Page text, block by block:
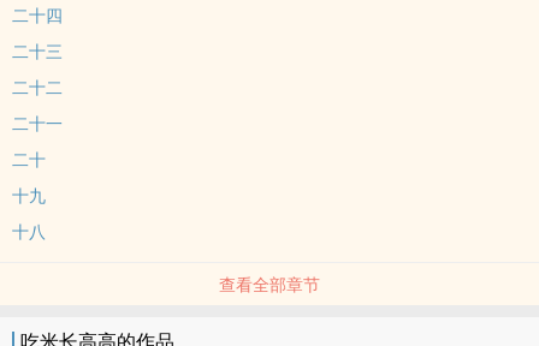
不过林程偶尔会偷懒不写日记，毕竟每一天都过得大同小异。
二十四
二十三
二十二
二十一
二十
十九
十八
查看全部章节